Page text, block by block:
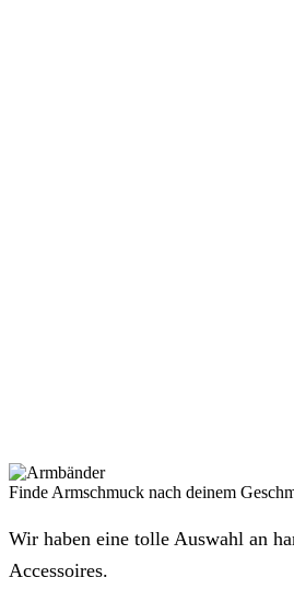
Finde Armschmuck nach deinem
Wir haben eine tolle Auswahl an
Accessoires.